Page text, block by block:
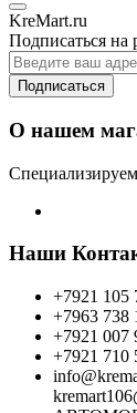
KreMart.ru
Подписаться на
Подписаться
О нашем
Наши
+7921 105
+7963 738
+7921 007
+7921 710